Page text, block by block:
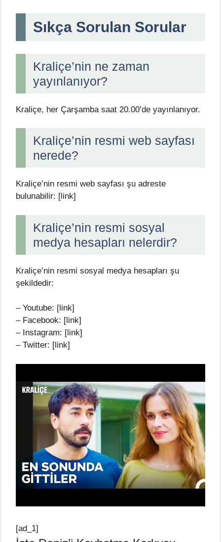
Sıkça Sorulan Sorular
Kraliçe’nin ne zaman
yayınlanıyor?
Kraliçe, her Çarşamba saat 20.00’de yayınlanıyor.
Kraliçe’nin resmi web sayfası
nerede?
Kraliçe’nin resmi web sayfası şu adreste
bulunabilir: [link]
Kraliçe’nin resmi sosyal
medya hesapları nelerdir?
Kraliçe’nin resmi sosyal medya hesapları şu
şekildedir:
– Youtube: [link]
– Facebook: [link]
– Instagram: [link]
– Twitter: [link]
[ad_1]